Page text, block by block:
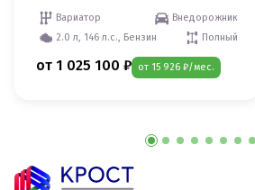
Вариатор
Внедорожник
2.0 л, 146 л.с., Бензин
Полный
от 1 025 100 ₽ от 15 926 ₽/мес.